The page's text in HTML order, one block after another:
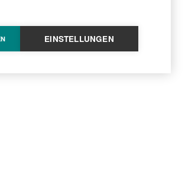
EINSTELLUNGEN